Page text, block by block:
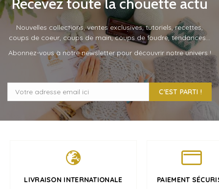
Recevez toute la chouette actu
Nouvelles collections, ventes exclusives, tutoriels, recettes,
coups de coeur, coups de main, coups de foudre, tendances…
Abonnez-vous à notre newsletter pour découvrir notre univers !
C'EST PARTI !
LIVRAISON INTERNATIONALE
PAIEMENT